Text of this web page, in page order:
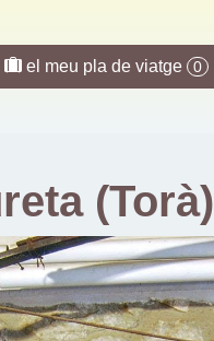
el meu pla de viatge 0
(Torà)